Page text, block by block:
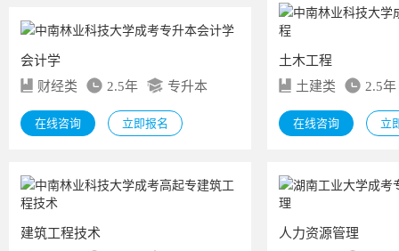
会计学
财经类
2.5年 专升本
在线咨询 立即报名
土木工程
土建类
2.5年
在线咨询 立
建筑工程技术
人力资源管理